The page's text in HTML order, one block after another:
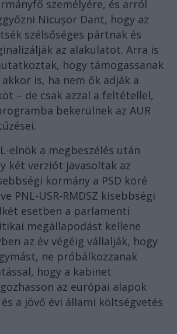
személyére, és arról
Nicușor Dant, hogy az
szélsőséges pártnak és
az alakulatot. Arra is
hogy támogassanak
is, ha nem ők adják a
– de csak azzal a feltétellel,
bekerülnek az AUR
elnök a megbeszélés után
két verziót javasoltak az
kormány a PSD köré
PNL-USR-RMDSZ kisebbségi
esetben a parlamenti
megállapodást kellene
az év végéig vállalják, hogy
ne próbálkozzanak
hogy a kabinet
az európai alapok
a jövő évi állami költségvetés